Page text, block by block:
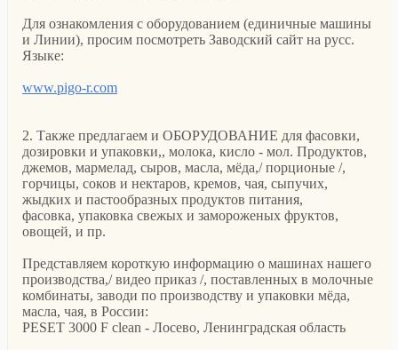
Для ознакомления с оборудованием (единичные машины
и Линии), просим посмотреть Заводский сайт на русс.
Языке:
www.pigo-r.com
2. Также предлагаем и ОБОРУДОВАНИЕ для фасовки,
дозировки и упаковки,, молока, кисло - мол. Продуктов,
джемов, мармелад, сыров, масла, мёда,/ порционые /,
горчицы, соков и нектаров, кремов, чая, сыпучих,
жыдких и пастообразных продуктов питания,
фасовка, упаковка свежых и замороженых фруктов,
овощей, и пр.
Представляем короткую информацию о машинах нашего
производства,/ видео приказ /, поставленных в молочные
комбинаты, заводи по производству и упаковки мёда,
масла, чая, в России:
PESET 3000 F clean - Лосево, Ленинградская область